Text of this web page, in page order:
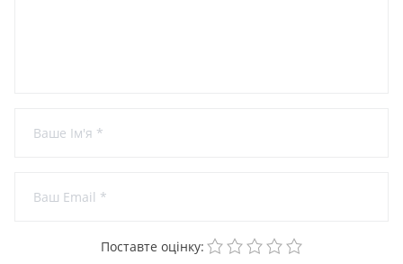
Поставте оцінку: 5
4
3
2
1